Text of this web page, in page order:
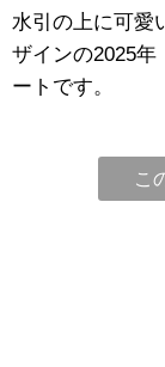
水引の上に可愛
ザインの2025年
ートです。
こ